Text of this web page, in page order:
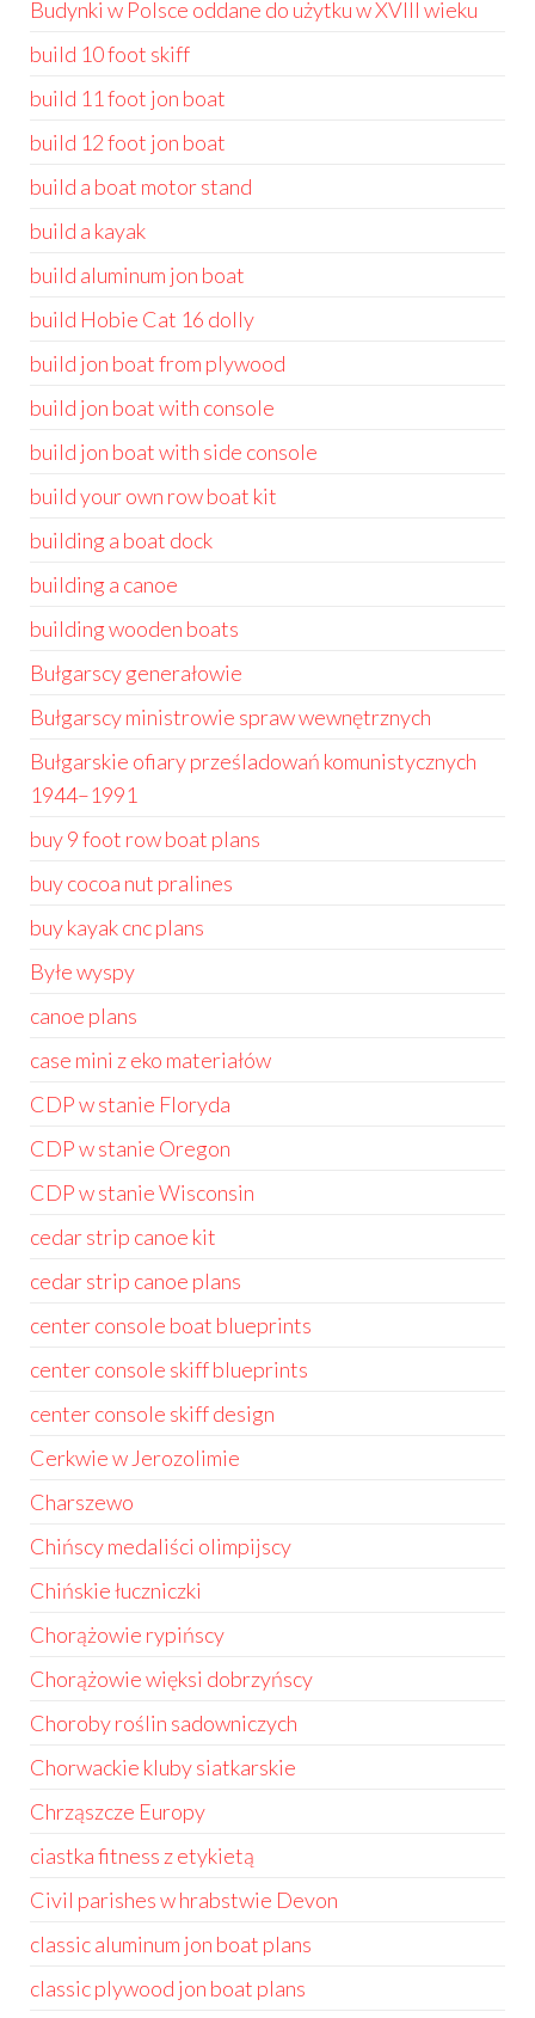
Budynki w Polsce oddane do użytku w XVIII wieku
build 10 foot skiff
build 11 foot jon boat
build 12 foot jon boat
build a boat motor stand
build a kayak
build aluminum jon boat
build Hobie Cat 16 dolly
build jon boat from plywood
build jon boat with console
build jon boat with side console
build your own row boat kit
building a boat dock
building a canoe
building wooden boats
Bułgarscy generałowie
Bułgarscy ministrowie spraw wewnętrznych
Bułgarskie ofiary prześladowań komunistycznych
1944–1991
buy 9 foot row boat plans
buy cocoa nut pralines
buy kayak cnc plans
Byłe wyspy
canoe plans
case mini z eko materiałów
CDP w stanie Floryda
CDP w stanie Oregon
CDP w stanie Wisconsin
cedar strip canoe kit
cedar strip canoe plans
center console boat blueprints
center console skiff blueprints
center console skiff design
Cerkwie w Jerozolimie
Charszewo
Chińscy medaliści olimpijscy
Chińskie łuczniczki
Chorążowie rypińscy
Chorążowie więksi dobrzyńscy
Choroby roślin sadowniczych
Chorwackie kluby siatkarskie
Chrząszcze Europy
ciastka fitness z etykietą
Civil parishes w hrabstwie Devon
classic aluminum jon boat plans
classic plywood jon boat plans